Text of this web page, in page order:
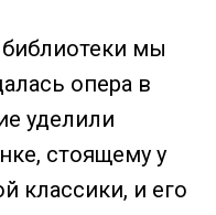
мы
опера в
уделили
стоящему у
классики, и его